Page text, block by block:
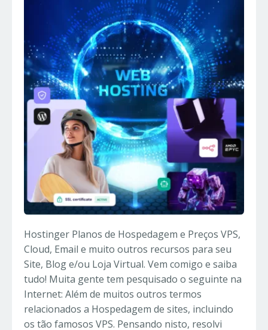
Hostinger Planos de Hospedagem e Preços VPS,
Cloud, Email e muito outros recursos para seu
Site, Blog e/ou Loja Virtual. Vem comigo e saiba
tudo! Muita gente tem pesquisado o seguinte na
Internet: Além de muitos outros termos
relacionados a Hospedagem de sites, incluindo
os tão famosos VPS. Pensando nisto, resolvi